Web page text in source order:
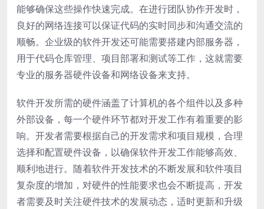
能够确保这些操作快速完成。在进行团队协作开发时，
良好的网络连接可以保证代码的实时同步和沟通交流的
顺畅。企业级的软件开发还可能需要搭建内部服务器，
用于代码仓库管理、项目部署和测试等工作，这就需要
专业的服务器硬件设备和网络设备来支持。
软件开发所需的硬件涵盖了计算机的各个组件以及多种
外部设备，每一个硬件环节都对开发工作有着重要的影
响。开发者需要根据自己的开发需求和项目规模，合理
选择和配置硬件设备，以确保软件开发工作能够高效、
顺利地进行。随着软件开发技术的不断发展和软件项目
复杂度的增加，对硬件的性能要求也会不断提高，开发
者需要及时关注硬件技术的发展动态，适时更新和升级